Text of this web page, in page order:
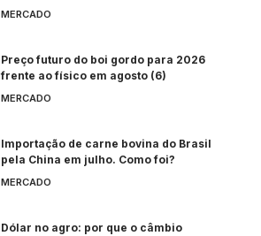
MERCADO
Preço futuro do boi gordo para 2026
frente ao físico em agosto (6)
MERCADO
Importação de carne bovina do Brasil
pela China em julho. Como foi?
MERCADO
Dólar no agro: por que o câmbio